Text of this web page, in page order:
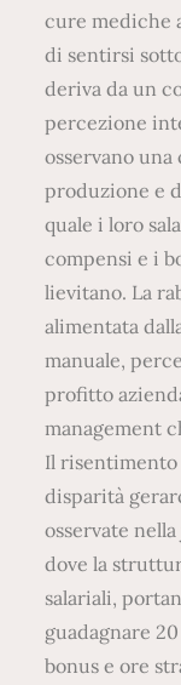
cure mediche
di sentirsi
deriva da un
percezione
osservano
produzione e
quale i loro
compensi e i
lievitano. La
alimentata
manuale,
profitto
management
Il risentimento
disparità
osservate
dove la
salariali,
guadagnare
bonus e ore